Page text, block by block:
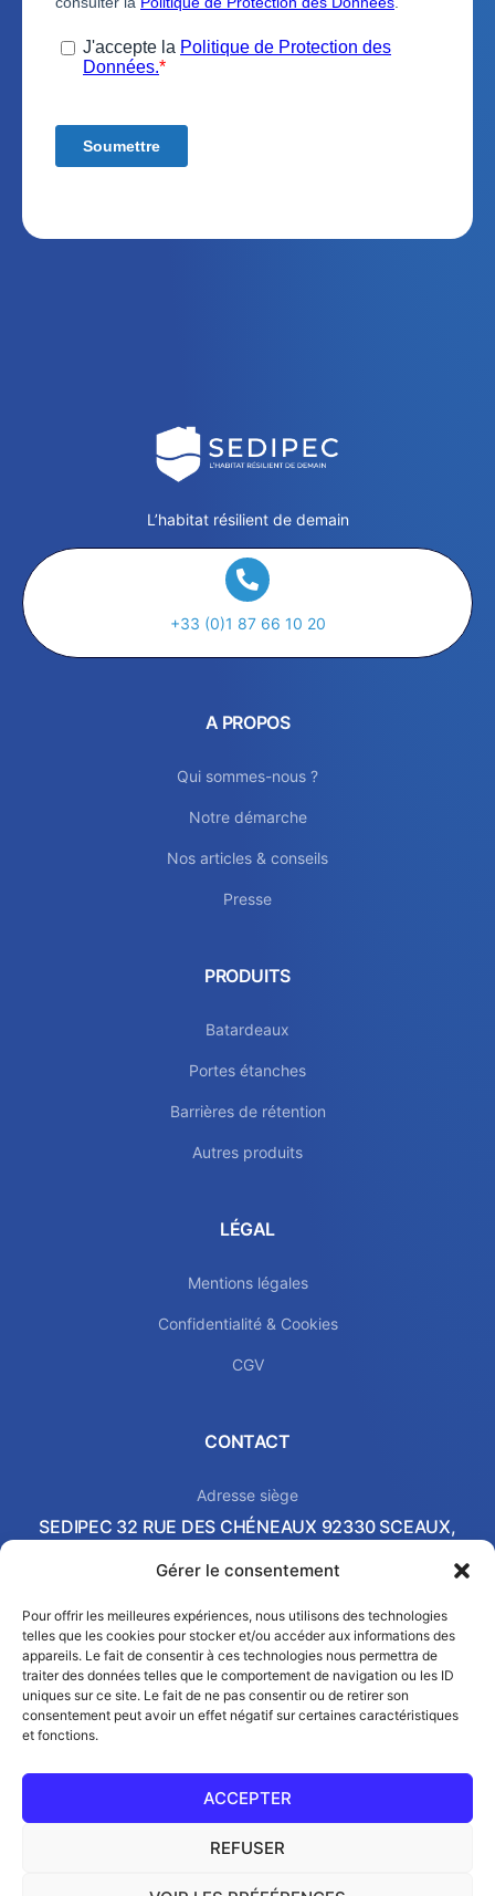
Gérer le consentement
Pour offrir les meilleures expériences, nous utilisons des technologies
telles que les cookies pour stocker et/ou accéder aux informations des
appareils. Le fait de consentir à ces technologies nous permettra de
traiter des données telles que le comportement de navigation ou les ID
uniques sur ce site. Le fait de ne pas consentir ou de retirer son
consentement peut avoir un effet négatif sur certaines caractéristiques
et fonctions.
ACCEPTER
REFUSER
L’habitat résilient de demain
+33 (0)1 87 66 10 20
A PROPOS
Qui sommes-nous ?
Notre démarche
Nos articles & conseils
Presse
PRODUITS
Batardeaux
Portes étanches
Barrières de rétention
Autres produits
LÉGAL
Mentions légales
Confidentialité & Cookies
CGV
CONTACT
Adresse siège
SEDIPEC 32 RUE DES CHÉNEAUX 92330 SCEAUX,
Local commercial & Showroom
2 AVENUE PIERRE-GILLES DE GENNES 37540 SAINT-
CYR-SUR-LOIRE, FRANCE
Email
contact@sedipec.com